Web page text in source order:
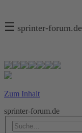
☰ sprinter-forum.de
Zum Inhalt
sprinter-forum.de